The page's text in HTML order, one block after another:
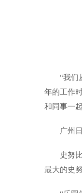
“我们
年的工作
和同事一
广州
史努
最大的史